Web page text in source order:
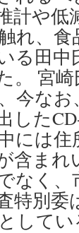
計や低
れ、
る田中
。 宮
今な
した
には
含ま
なく
特別委
してい